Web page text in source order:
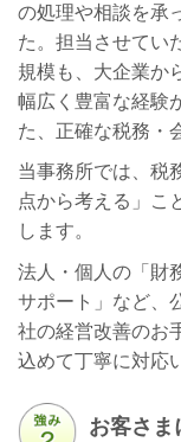
の処理や相談を承
た。担当させてい
規模も、大企業か
幅広く豊富な経験
た、正確な税務・
当事務所では、税
点から考える」こ
します。
法人・個人の「財
サポート」など、
社の経営改善のお
込めて丁寧に対応
お客さま